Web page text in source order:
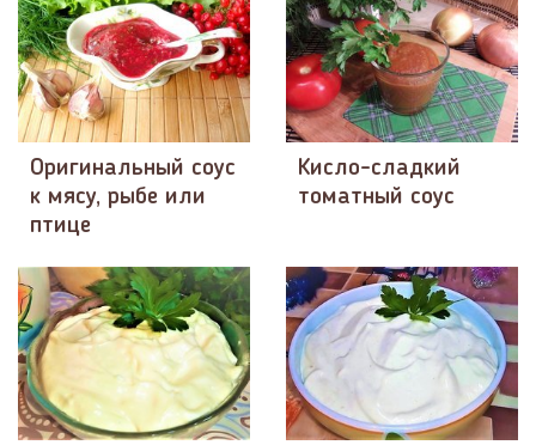
Оригинальный соус
к мясу, рыбе или
птице
Кисло-сладкий
томатный соус